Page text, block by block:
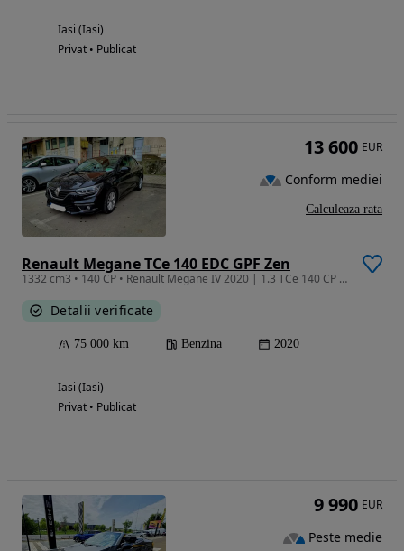
Iasi (Iasi)
Privat • Publicat
Renault Megane TCe 140 EDC GPF Zen
1332 cm3 • 140 CP • Renault Megane IV 2020 | 1.3 TCe 140 CP | Automată 7 trepte | Euro 6 |
Detalii verificate
75 000 km Benzina 2020
Iasi (Iasi)
Privat • Publicat
13 600 EUR
Conform mediei
Calculeaza rata
9 990 EUR
Peste medie